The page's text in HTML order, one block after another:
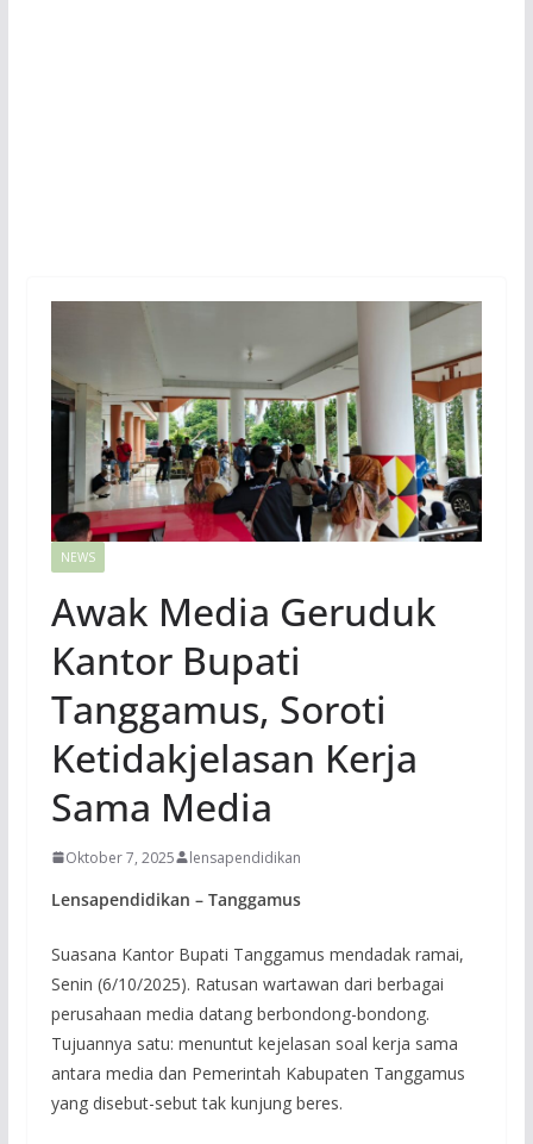
NEWS
Awak Media Geruduk
Kantor Bupati
Tanggamus, Soroti
Ketidakjelasan Kerja
Sama Media
Oktober 7, 2025 lensapendidikan
Lensapendidikan – Tanggamus
Suasana Kantor Bupati Tanggamus mendadak ramai,
Senin (6/10/2025). Ratusan wartawan dari berbagai
perusahaan media datang berbondong-bondong.
Tujuannya satu: menuntut kejelasan soal kerja sama
antara media dan Pemerintah Kabupaten Tanggamus
yang disebut-sebut tak kunjung beres.